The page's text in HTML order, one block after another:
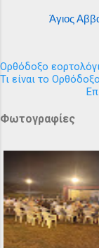
Άγιος
Ορθόδοξο
Τι είναι το
Φωτογραφίες